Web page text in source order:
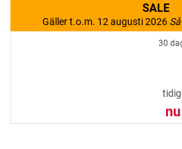
SALE
Gäller t.o.m. 12 augusti 2026
30